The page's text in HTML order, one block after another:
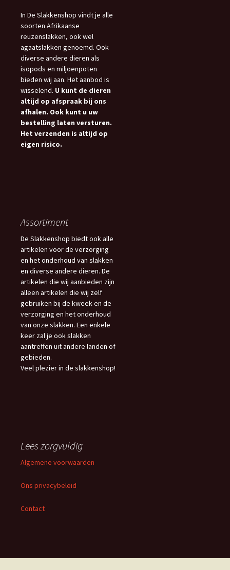
In De Slakkenshop vindt je alle
soorten Afrikaanse
reuzenslakken, ook wel
agaatslakken genoemd. Ook
diverse andere dieren als
isopods en miljoenpoten
bieden wij aan. Het aanbod is
wisselend. U kunt de dieren
altijd op afspraak bij ons
afhalen. Ook kunt u uw
bestelling laten versturen.
Het verzenden is altijd op
eigen risico.
Assortiment
De Slakkenshop biedt ook alle
artikelen voor de verzorging
en het onderhoud van slakken
en diverse andere dieren. De
artikelen die wij aanbieden zijn
alleen artikelen die wij zelf
gebruiken bij de kweek en de
verzorging en het onderhoud
van onze slakken. Een enkele
keer zal je ook slakken
aantreffen uit andere landen of
gebieden.
Veel plezier in de slakkenshop!
Lees zorgvuldig
Algemene voorwaarden
Ons privacybeleid
Contact